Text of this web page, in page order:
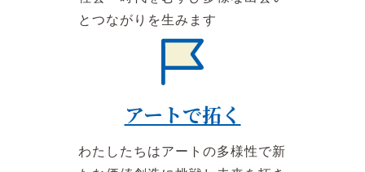
とつながりを生みます
アートで拓く
わたしたちはアートの多様性で新